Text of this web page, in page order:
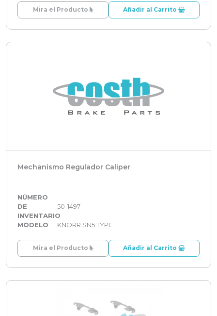
Mira el Producto Añadir al Carrito
Mechanismo Regulador Caliper
NÚMERO
DE
INVENTARIO
50-1497
MODELO KNORR:SN5 TYPE
Mira el Producto Añadir al Carrito